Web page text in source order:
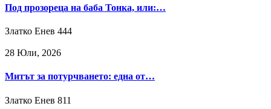
Под прозореца на баба Тонка, или:…
Златко Енев 444
28 Юли, 2026
Митът за потурчването: една от…
Златко Енев 811